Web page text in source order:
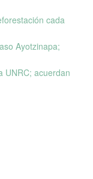
cada
Ayotzinapa;
UNRC; acuerdan